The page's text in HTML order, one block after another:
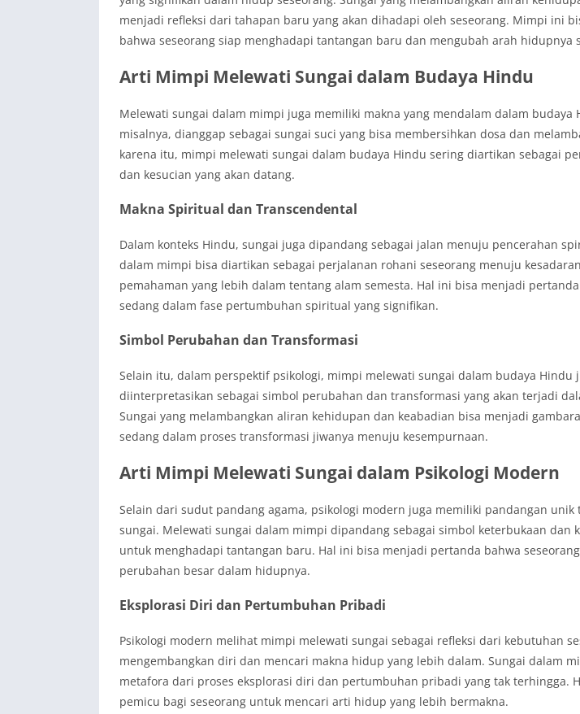
menjadi refleksi dari tahapan baru yang akan dihadapi oleh seseorang. Mimpi ini
bahwa seseorang siap menghadapi tantangan baru dan mengubah arah hidupnya
Arti Mimpi Melewati Sungai dalam Budaya Hindu
Melewati sungai dalam mimpi juga memiliki makna yang mendalam dalam budaya
misalnya, dianggap sebagai sungai suci yang bisa membersihkan dosa dan
karena itu, mimpi melewati sungai dalam budaya Hindu sering diartikan sebagai
dan kesucian yang akan datang.
Makna Spiritual dan Transcendental
Dalam konteks Hindu, sungai juga dipandang sebagai jalan menuju pencerahan
dalam mimpi bisa diartikan sebagai perjalanan rohani seseorang menuju
pemahaman yang lebih dalam tentang alam semesta. Hal ini bisa menjadi
sedang dalam fase pertumbuhan spiritual yang signifikan.
Simbol Perubahan dan Transformasi
Selain itu, dalam perspektif psikologi, mimpi melewati sungai dalam budaya Hindu
diinterpretasikan sebagai simbol perubahan dan transformasi yang akan terjadi
Sungai yang melambangkan aliran kehidupan dan keabadian bisa menjadi
sedang dalam proses transformasi jiwanya menuju kesempurnaan.
Arti Mimpi Melewati Sungai dalam Psikologi Modern
Selain dari sudut pandang agama, psikologi modern juga memiliki pandangan
sungai. Melewati sungai dalam mimpi dipandang sebagai simbol keterbukaan dan
untuk menghadapi tantangan baru. Hal ini bisa menjadi pertanda bahwa
perubahan besar dalam hidupnya.
Eksplorasi Diri dan Pertumbuhan Pribadi
Psikologi modern melihat mimpi melewati sungai sebagai refleksi dari kebutuhan
mengembangkan diri dan mencari makna hidup yang lebih dalam. Sungai dalam
metafora dari proses eksplorasi diri dan pertumbuhan pribadi yang tak terhingga.
pemicu bagi seseorang untuk mencari arti hidup yang lebih bermakna.